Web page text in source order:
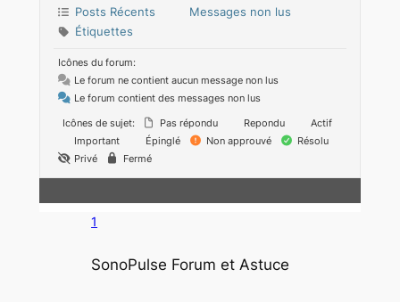
Posts Récents
Messages non lus
Étiquettes
Icônes du forum:
Le forum ne contient aucun message non lus
Le forum contient des messages non lus
Icônes de sujet:
Pas répondu Repondu
Actif
Important
Épinglé Non approuvé
Résolu
Privé
Fermé
1
SonoPulse Forum et Astuce